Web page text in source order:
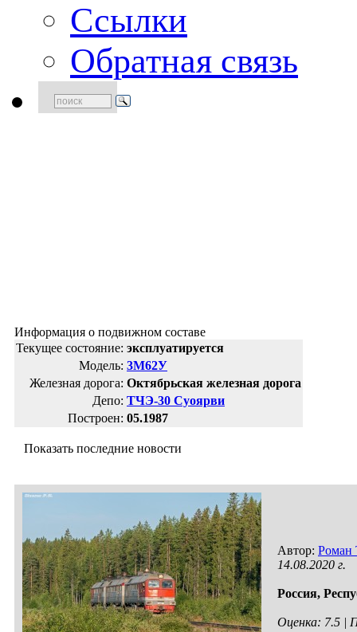
Ссылки
Обратная связь
Информация о подвижном составе
Текущее состояние: эксплуатируется
Модель: 3М62У
Железная дорога: Октябрьская железная дорога
Депо: ТЧЭ-30 Суоярви
Построен: 05.1987
Показать последние новости
Автор: Роман
14.08.2020 г.
Россия,
Оценка: 7.5 |